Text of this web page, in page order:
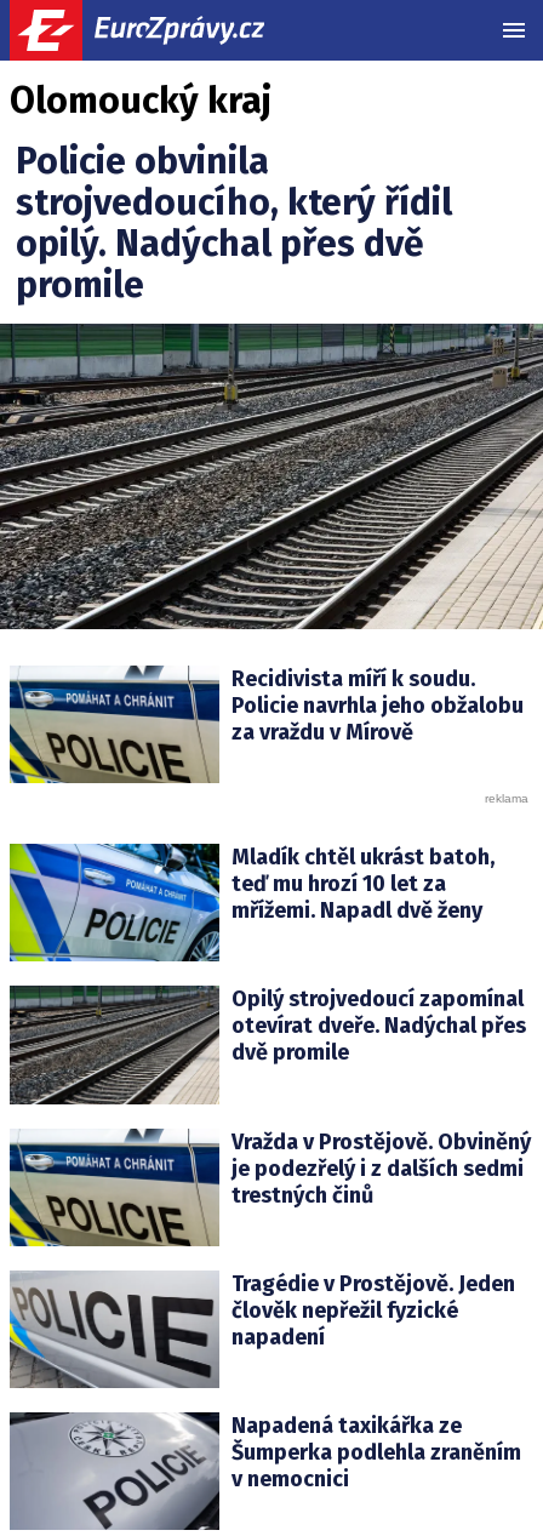
Olomoucký kraj
Policie obvinila
strojvedoucího, který řídil
opilý. Nadýchal přes dvě
promile
Recidivista míří k soudu.
Policie navrhla jeho obžalobu
za vraždu v Mírově
Mladík chtěl ukrást batoh,
teď mu hrozí 10 let za
mřížemi. Napadl dvě ženy
Opilý strojvedoucí zapomínal
otevírat dveře. Nadýchal přes
dvě promile
Vražda v Prostějově. Obviněný
je podezřelý i z dalších sedmi
trestných činů
Tragédie v Prostějově. Jeden
člověk nepřežil fyzické
napadení
Napadená taxikářka ze
Šumperka podlehla zraněním
v nemocnici